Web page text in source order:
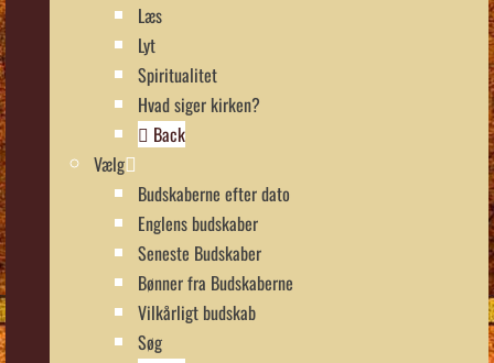
Læs
Lyt
Spiritualitet
Hvad siger kirken?
Back
Vælg
Budskaberne efter dato
Englens budskaber
Seneste Budskaber
Bønner fra Budskaberne
Vilkårligt budskab
Søg